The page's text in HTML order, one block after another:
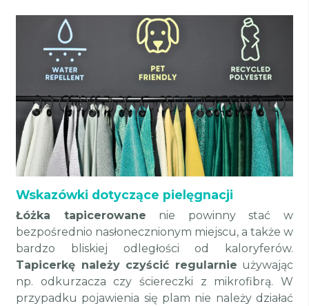
Wskazówki dotyczące pielęgnacji
Łóżka tapicerowane nie powinny stać w
bezpośrednio nasłonecznionym miejscu, a także w
bardzo bliskiej odległości od kaloryferów.
Tapicerkę należy czyścić regularnie używając
np. odkurzacza czy ściereczki z mikrofibrą. W
przypadku pojawienia się plam nie należy działać